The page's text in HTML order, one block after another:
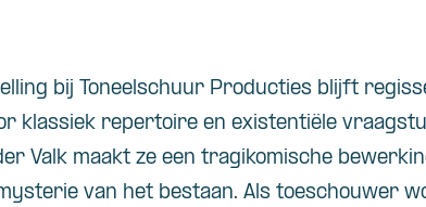
bij Toneelschuur Producties blijft
klassiek repertoire en existentiële
Valk maakt ze een tragikomische
van het bestaan. Als toeschouwer